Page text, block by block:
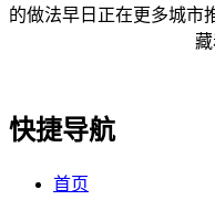
的做法早日正在更多城市
藏
快捷导航
首页